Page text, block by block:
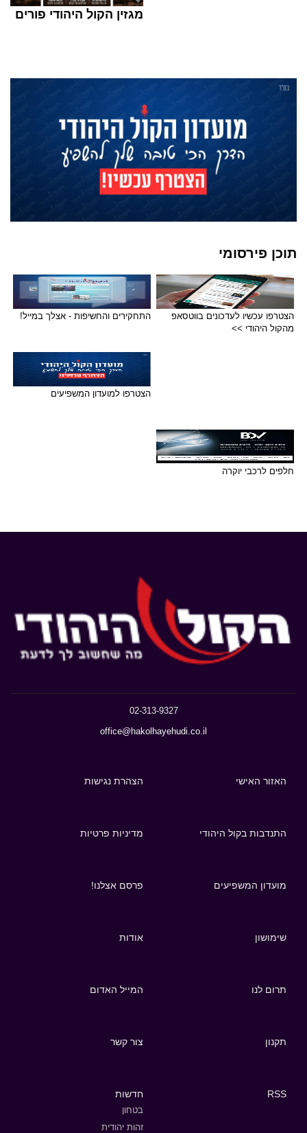
מגזין הקול היהודי פורים
תוכן פירסומי
הצטרפו עכשיו לעדכונים בווטסאפ
מהקול היהודי >>
התחקירים והחשיפות - אצלך במייל!
הצטרפו למועדון המשפיעים
חלפים לרכבי יוקרה
02-313-9327
office@hakolhayehudi.co.il
האזור האישי הצהרת נגישות
התנדבות בקול היהודי מדיניות פרטיות
מועדון המשפיעים פרסם אצלנו!
שימושון אודות
תרום לנו המייל האדום
תקנון צור קשר
RSS חדשות
בטחון
זהות יהודית